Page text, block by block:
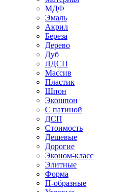
МДФ
Эмаль
Акрил
Береза
Дерево
Дуб
ЛДСП
Массив
Пластик
Шпон
Экошпон
С патиной
ДСП
Стоимость
Дешевые
Дорогие
Эконом-класс
Элитные
Форма
П-образные